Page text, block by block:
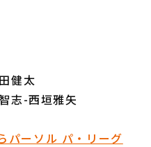
健太
志-西垣雅矢
パーソル パ・リーグ